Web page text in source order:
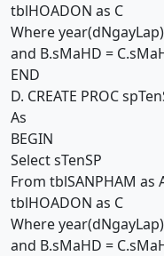
tblHOADON as C
Where
and B.sMaHD =
END
D. CREATE PROC
As
BEGIN
Select sTenSP
From tblSANPHAM as
tblHOADON as C
Where
and B.sMaHD =